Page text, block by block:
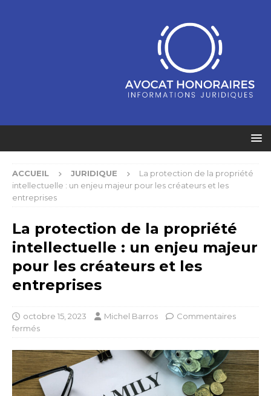
ACCUEIL JURIDIQUE
La protection de la propriété
intellectuelle : un enjeu majeur pour les créateurs et les
entreprises
La protection de la propriété
intellectuelle : un enjeu majeur
pour les créateurs et les
entreprises
octobre 15, 2023 Michel Barros
Commentaires
fermés